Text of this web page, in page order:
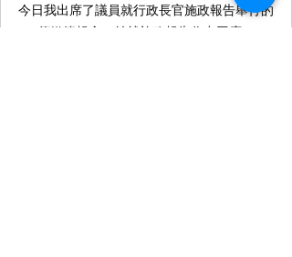
今日我出席了議員就行政長官施政報告舉行的
傳媒簡報會，並就施政報告作出回應。